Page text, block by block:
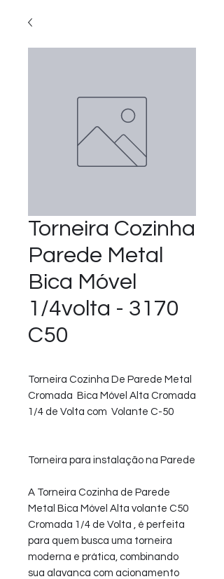
Torneira Cozinha
Parede Metal
Bica Móvel
1/4volta - 3170
C50
Torneira Cozinha De Parede Metal
Cromada Bica Móvel Alta Cromada
1/4 de Volta com Volante C-50
Torneira para instalação na Parede
A Torneira Cozinha de Parede
Metal Bica Móvel Alta volante C50
Cromada 1/4 de Volta , é perfeita
para quem busca uma torneira
moderna e prática, combinando
sua alavanca com acionamento